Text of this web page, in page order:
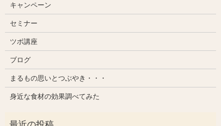
キャンペーン
セミナー
ツボ講座
ブログ
まるもの思いとつぶやき・・・
身近な食材の効果調べてみた